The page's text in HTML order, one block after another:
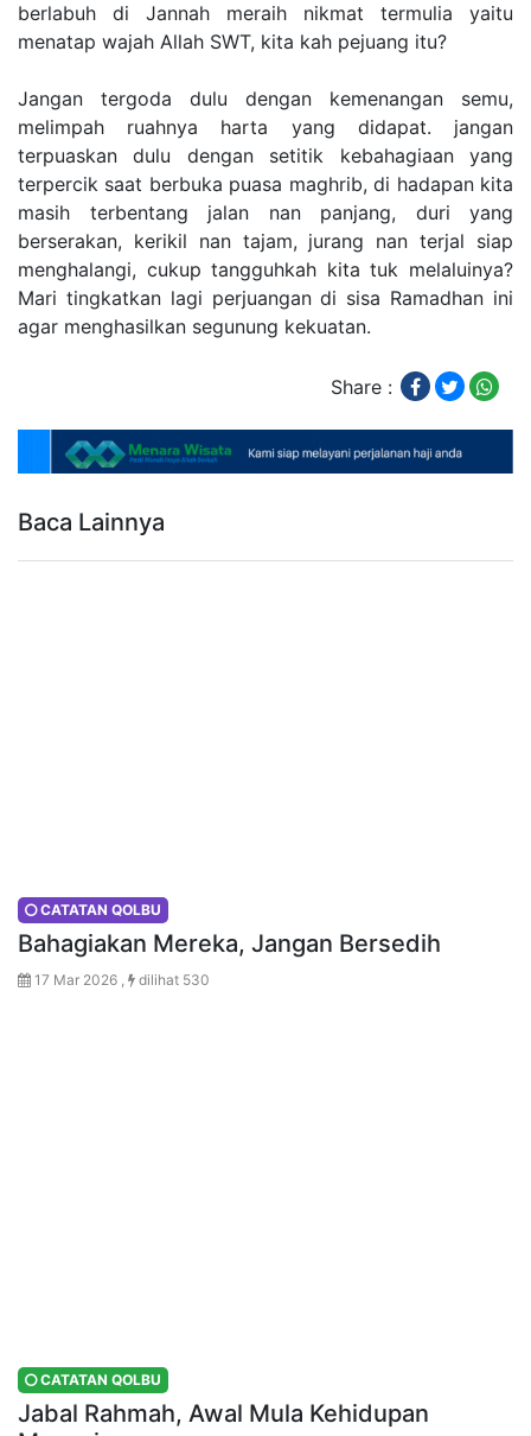
berlabuh di Jannah meraih nikmat termulia yaitu
menatap wajah Allah SWT, kita kah pejuang itu?
Jangan tergoda dulu dengan kemenangan semu,
melimpah ruahnya harta yang didapat. jangan
terpuaskan dulu dengan setitik kebahagiaan yang
terpercik saat berbuka puasa maghrib, di hadapan kita
masih terbentang jalan nan panjang, duri yang
berserakan, kerikil nan tajam, jurang nan terjal siap
menghalangi, cukup tangguhkah kita tuk melaluinya?
Mari tingkatkan lagi perjuangan di sisa Ramadhan ini
agar menghasilkan segunung kekuatan.
Share :
Baca Lainnya
CATATAN QOLBU
Bahagiakan Mereka, Jangan Bersedih
17 Mar 2026 , dilihat 530
CATATAN QOLBU
Jabal Rahmah, Awal Mula Kehidupan